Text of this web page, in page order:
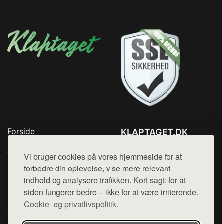
Vi bruger cookies på vores hjemmeside for at
forbedre din oplevelse, vise mere relevant
indhold og analysere trafikken. Kort sagt: for at
siden fungerer bedre – ikke for at være irriterende.
Cookie- og privatlivspolitik.
Forside
Top Rabatter
Blog
Kontakt
KLAPTAGET.DK
Mail: hej@want.dk
Cookie- og privatlivspolitik